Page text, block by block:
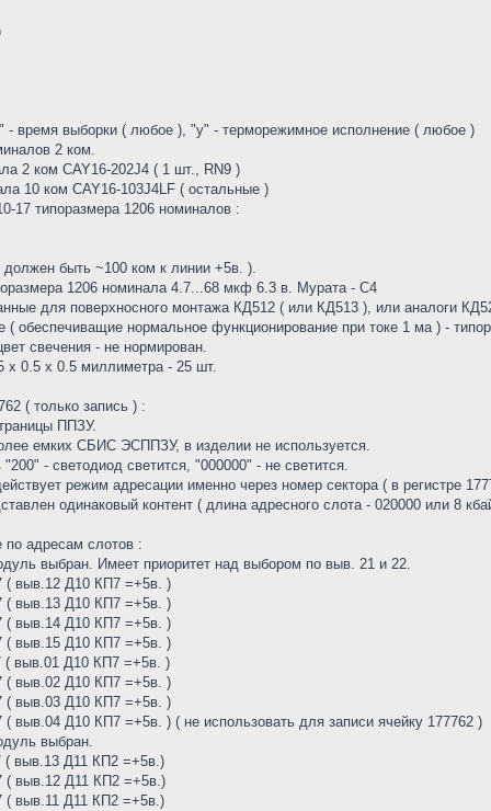
время выборки ( любое ), "у" - терморежимное исполнение ( любое )
2 ком.
2 ком CAY16-202J4 ( 1 шт., RN9 )
10 ком CAY16-103J4LF ( остальные )
17 типоразмера 1206 номиналов :
быть ~100 ком к линии +5в. ).
1206 номинала 4.7...68 мкф 6.3 в. Мурата - С4
для поверхносного монтажа КД512 ( или КД513 ), или аналоги
обеспечиващие нормальное функционирование при токе 1 ма ) -
свечения - не нормирован.
0.5 х 0.5 миллиметра - 25 шт.
( только запись ) :
ППЗУ.
емких СБИС ЭСППЗУ, в изделии не используется.
- светодиод светится, "000000" - не светится.
режим адресации именно через номер сектора ( в регистре
одинаковый контент ( длина адресного слота - 020000 или 8
адресам слотов :
выбран. Имеет приоритет над выбором по выв. 21 и 22.
( выв.12 Д10 КП7 =+5в. )
( выв.13 Д10 КП7 =+5в. )
( выв.14 Д10 КП7 =+5в. )
( выв.15 Д10 КП7 =+5в. )
( выв.01 Д10 КП7 =+5в. )
( выв.02 Д10 КП7 =+5в. )
( выв.03 Д10 КП7 =+5в. )
( выв.04 Д10 КП7 =+5в. ) ( не использовать для записи ячейку 177762 )
выбран.
( выв.13 Д11 КП2 =+5в.)
( выв.12 Д11 КП2 =+5в.)
( выв.11 Д11 КП2 =+5в.)